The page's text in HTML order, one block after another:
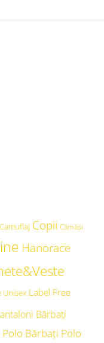
Camuflaj Copii Cămăşi
Hanorace
Unisex Label Free
Bărbați
Polo Bărbați Polo